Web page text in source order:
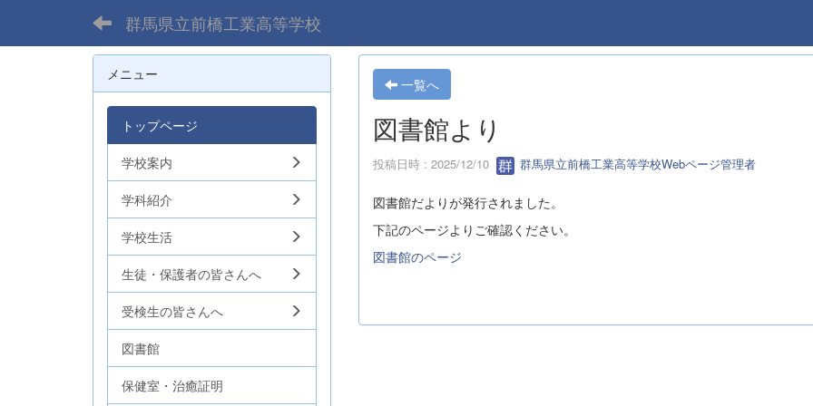
群馬県立前橋工業高等学校
一覧へ
図書館より
投稿日時 : 2025/12/10 群馬県立前橋工業高等学校Webページ管理者
図書館だよりが発行されました。
下記のページよりご確認ください。
図書館のページ
メニュー
トップページ
学校案内
学科紹介
学校生活
生徒・保護者の皆さんへ
受検生の皆さんへ
図書館
保健室・治癒証明